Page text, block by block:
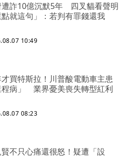
遭詐10億沉默5年 四叉貓看聲明
點就這句」：若判有罪錢還我
10:49
買特斯拉！川普酸電動車主患
程病」 業界憂美喪失轉型紅利
08:23
不只心痛還很怒！疑遭「設